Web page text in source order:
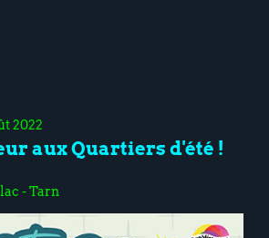
2022
aux Quartiers d'été !
- Tarn